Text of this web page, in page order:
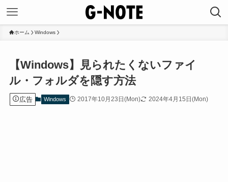
ホーム Windows
【Windows】見られたくないファイ
ル・フォルダを隠す方法
広告 Windows 2017年10月23日(Mon) 2024年4月15日(Mon)